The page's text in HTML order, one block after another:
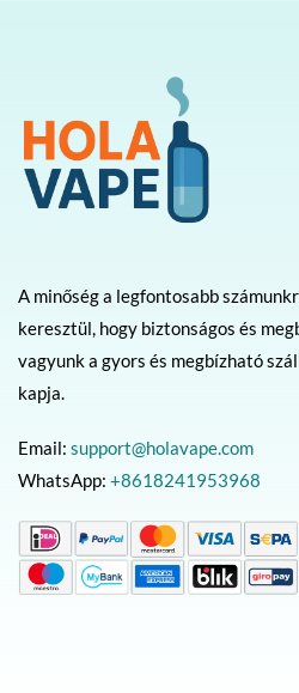
A minőség a legfontosabb
keresztül, hogy biztonságos és
vagyunk a gyors és megbízható
kapja.
Email: support@holavape.com
WhatsApp: +8618241953968